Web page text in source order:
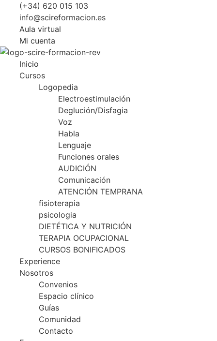
contenido
(+34) 620 015 103
info@scireformacion.es
Aula virtual
Mi cuenta
Inicio
Cursos
Logopedia
Electroestimulación
Deglución/Disfagia
Voz
Habla
Lenguaje
Funciones orales
AUDICIÓN
Comunicación
ATENCIÓN TEMPRANA
fisioterapia
psicologia
DIETÉTICA Y NUTRICIÓN
TERAPIA OCUPACIONAL
CURSOS BONIFICADOS
Experience
Nosotros
Convenios
Espacio clínico
Guías
Comunidad
Contacto